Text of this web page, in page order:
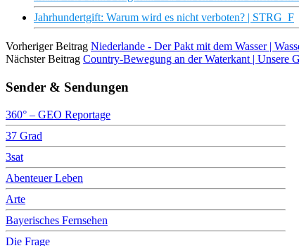
Jahrhundertgift: Warum wird es nicht verboten? | STRG_F
Vorheriger Beitrag Niederlande - Der Pakt mit dem Wasser |
Nächster Beitrag Country-Bewegung an der Waterkant | Unsere
Sender & Sendungen
360° – GEO Reportage
37 Grad
3sat
Abenteuer Leben
Arte
Bayerisches Fernsehen
Die Frage